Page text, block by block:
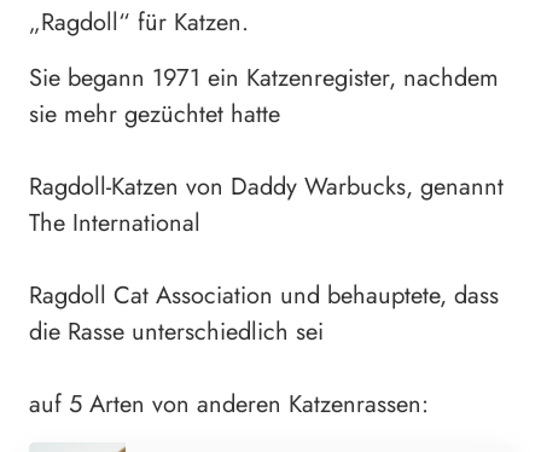
„Ragdoll“ für Katzen.
Sie begann 1971 ein Katzenregister, nachdem
sie mehr gezüchtet hatte
Ragdoll-Katzen von Daddy Warbucks, genannt
The International
Ragdoll Cat Association und behauptete, dass
die Rasse unterschiedlich sei
auf 5 Arten von anderen Katzenrassen: